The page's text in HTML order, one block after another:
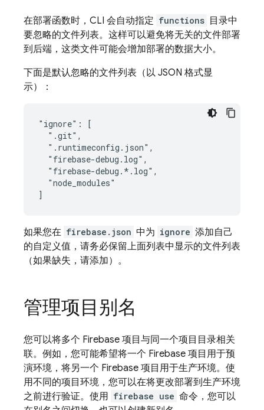
在部署函数时，CLI 会自动指定 functions 目录中
要忽略的文件列表。这样可以避免将无关的文件部署
到后端，这类文件可能会增加部署的数据大小。
下面是默认忽略的文件列表（以 JSON 格式显
示）：
"ignore": [
  ".git",
  ".runtimeconfig.json",
  "firebase-debug.log",
  "firebase-debug.*.log",
  "node_modules"
如果您在 firebase.json 中为 ignore 添加自己
的自定义值，请务必保留上面列表中显示的文件列表
（如果缺失，请添加）。
管理项目别名
您可以将多个 Firebase 项目与同一个项目目录相关
联。例如，您可能希望将一个 Firebase 项目用于预
演环境，将另一个 Firebase 项目用于生产环境。使
用不同的项目环境，您可以在将更改部署到生产环境
之前进行验证。使用 firebase use 命令，您可以